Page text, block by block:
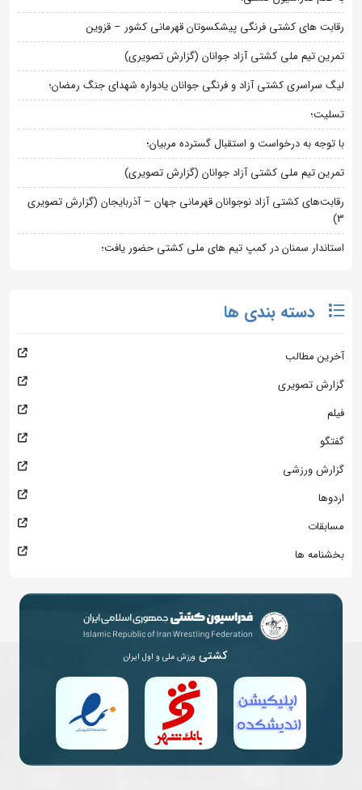
رقابت های کشتی فرنگی پیشکسوتان قهرمانی کشور – قزوین
تمرین تیم ملی کشتی آزاد جوانان (گزارش تصویری)
لیگ سراسری کشتی آزاد و فرنگی جوانان یادواره شهدای جنگ رمضان؛
تسلیت؛
با توجه به درخواست و استقبال گسترده مربیان؛
تمرین تیم ملی کشتی آزاد جوانان (گزارش تصویری)
رقابت‌های کشتی آزاد نوجوانان قهرمانی جهان – آذربایجان (گزارش تصویری
3)
استاندار سمنان در کمپ تیم های ملی کشتی حضور یافت؛
دسته بندی ها
آخرین مطالب
گزارش تصویری
فیلم
گفتگو
گزارش ورزشی
اردوها
مسابقات
بخشنامه ها
کشتی ورزش ملی و اول ایران